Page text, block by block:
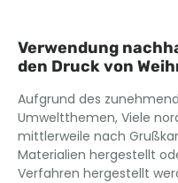
Verwendung
den Druck von
Aufgrund des
Umweltthemen, Viele
mittlerweile nach
Materialien hergestellt
Verfahren hergestellt